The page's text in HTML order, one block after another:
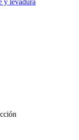
y levadura